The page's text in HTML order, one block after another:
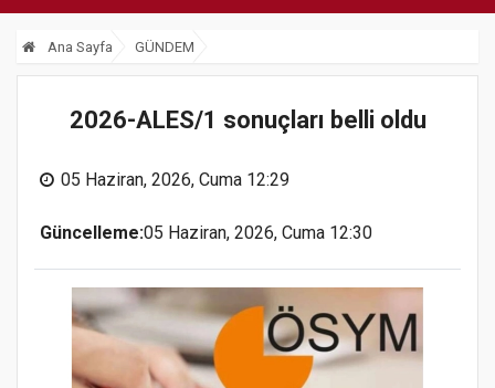
Ana Sayfa GÜNDEM
2026-ALES/1 sonuçları belli oldu
05 Haziran, 2026, Cuma 12:29
Güncelleme:05 Haziran, 2026, Cuma 12:30